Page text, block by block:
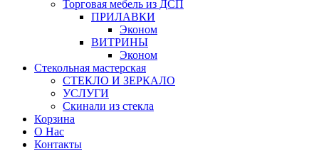
Торговая мебель из ДСП
ПРИЛАВКИ
Эконом
ВИТРИНЫ
Эконом
Стекольная мастерская
СТЕКЛО И ЗЕРКАЛО
УСЛУГИ
Скинали из стекла
Корзина
О Нас
Контакты